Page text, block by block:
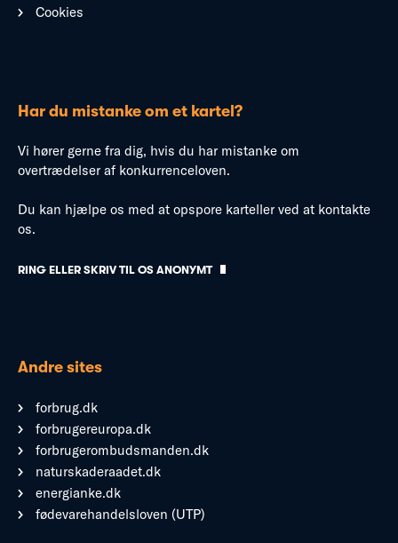
Cookies
Har du mistanke om et kartel?
Vi hører gerne fra dig, hvis du har mistanke om
overtrædelser af konkurrenceloven.
Du kan hjælpe os med at opspore karteller ved at kontakte
os.
RING ELLER SKRIV TIL OS ANONYMT
Andre sites
forbrug.dk
forbrugereuropa.dk
forbrugerombudsmanden.dk
naturskaderaadet.dk
energianke.dk
fødevarehandelsloven (UTP)